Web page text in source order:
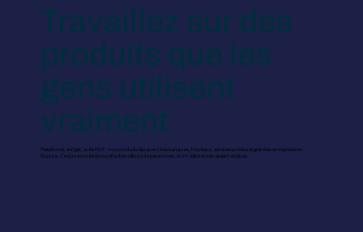
Travaillez sur des
produits que les
gens utilisent
vraiment
Plateforme, widget, suite PDF : nos produits équipent des banques, hôpitaux, services publics et grandes entreprises en
Europe. Ce que vous livrez touche des millions de personnes, dont celles qui en étaient exclues.